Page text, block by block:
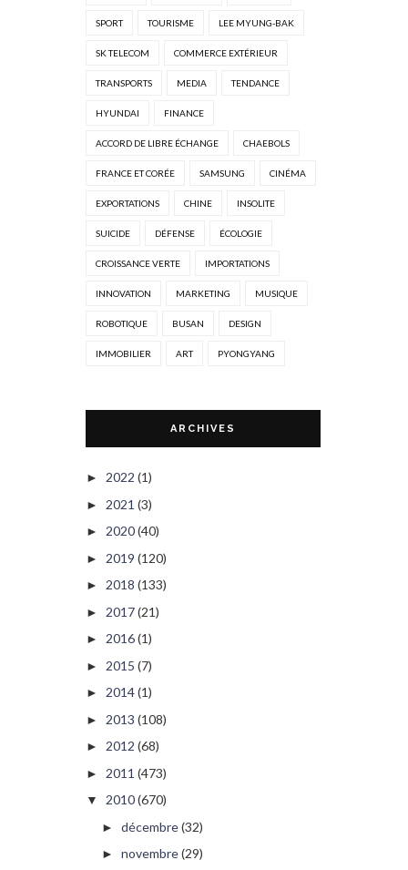
SPORT TOURISME LEE MYUNG-BAK
SK TELECOM COMMERCE EXTÉRIEUR
TRANSPORTS MEDIA TENDANCE
HYUNDAI FINANCE
ACCORD DE LIBRE ÉCHANGE CHAEBOLS
FRANCE ET CORÉE SAMSUNG CINÉMA
EXPORTATIONS CHINE INSOLITE
SUICIDE DÉFENSE ÉCOLOGIE
CROISSANCE VERTE IMPORTATIONS
INNOVATION MARKETING MUSIQUE
ROBOTIQUE BUSAN DESIGN
IMMOBILIER ART PYONGYANG
ARCHIVES
► 2022 (1)
► 2021 (3)
► 2020(40)
► 2019 (120)
► 2018 (133)
► 2017(21)
► 2016(1)
► 2015 (7)
► 2014(1)
► 2013 (108)
► 2012 (68)
► 2011 (473)
▼ 2010(670)
► décembre(32)
► novembre(29)